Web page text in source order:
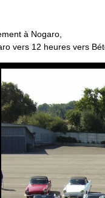
à Nogaro,
vers 12 heures vers